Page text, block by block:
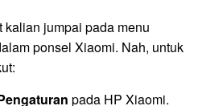
kalian jumpai pada menu
ponsel Xiaomi. Nah, untuk
pada HP Xiaomi.